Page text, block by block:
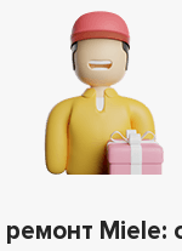
Miele: